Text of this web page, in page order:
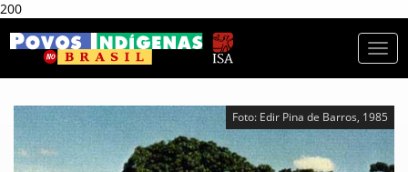
200
Foto: Edir Pina de Barros, 1985